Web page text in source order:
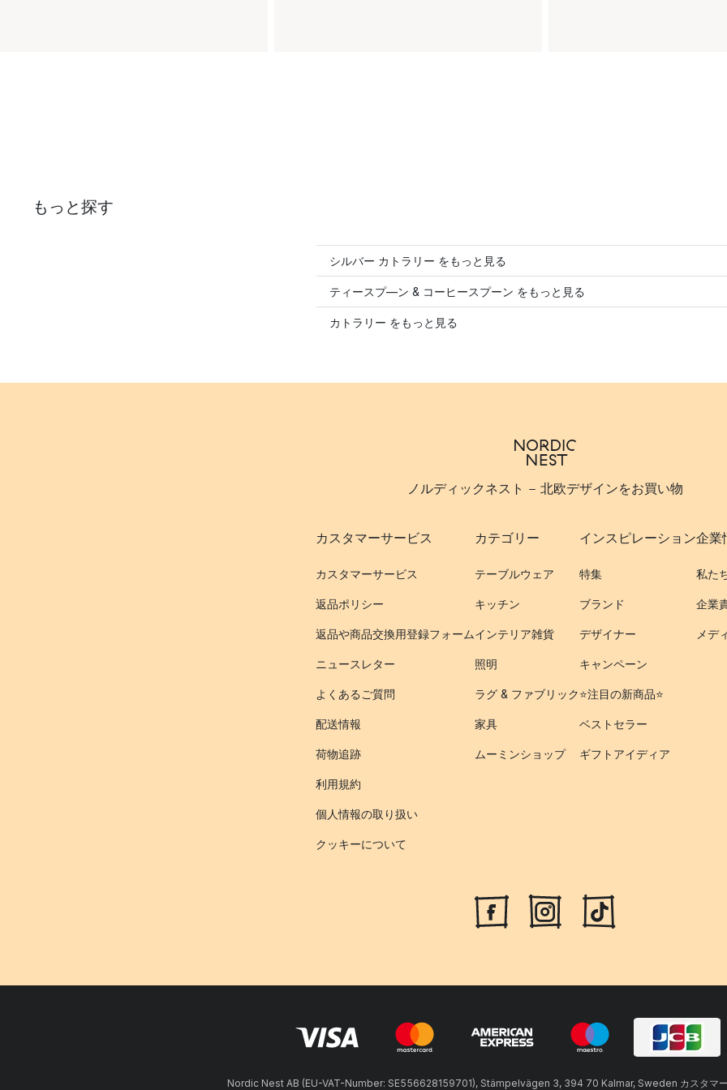
もっと探す
シルバー カトラリー をもっと見る
ティースプ―ン & コーヒースプーン をもっと見る
カトラリー をもっと見る
ノルディックネスト - 北欧デザインをお買い物
カスタマーサービス
カスタマーサービス
返品ポリシー
返品や商品交換用登録フォーム
ニュースレター
よくあるご質問
配送情報
荷物追跡
利用規約
個人情報の取り扱い
クッキーについて
カテゴリー
テーブルウェア
キッチン
インテリア雑貨
照明
ラグ & ファブリック
家具
ムーミンショップ
インスピレーション
特集
ブランド
デザイナー
キャンペーン
⭐️注目の新商品⭐️
ベストセラー
ギフトアイディア
企業
私た
企業
メデ
Nordic Nest AB (EU-VAT-Number: SE556628159701), Stämpelvägen 3, 394 70 Kalmar, Sweden カスタマ